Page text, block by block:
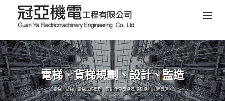
電梯、貨梯規劃、設計、監造
電梯、貨梯、電梯式停車塔、智能化停車設備,規劃設計,工程管理。